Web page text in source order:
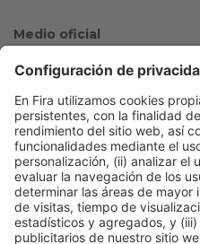
Medio oficial
Colaboradores